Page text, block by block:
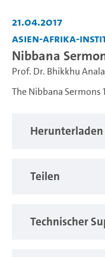
21.04.2017
Asien-Afrika-
Nibbana
Prof. Dr. Bhikkhu
The Nibbana Sermons
Herunterladen
Teilen
Technischer